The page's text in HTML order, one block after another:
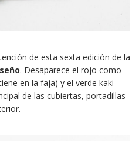
de esta sexta edición de la
. Desaparece el rojo como
en la faja) y el verde kaki
de las cubiertas, portadillas